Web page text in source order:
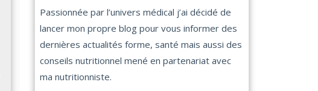
Passionnée par l’univers médical j’ai décidé de
lancer mon propre blog pour vous informer des
dernières actualités forme, santé mais aussi des
conseils nutritionnel mené en partenariat avec
ma nutritionniste.